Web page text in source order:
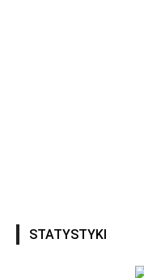
STATYSTYKI